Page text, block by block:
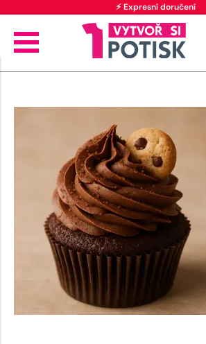
⚡ Expresní doručení